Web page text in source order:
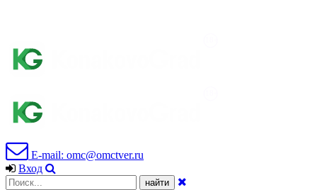
E-mail: omc@omctver.ru
Вход